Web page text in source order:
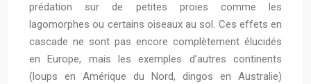
prédation sur de petites proies comme les
lagomorphes ou certains oiseaux au sol. Ces effets en
cascade ne sont pas encore complètement élucidés
en Europe, mais les exemples d’autres continents
(loups en Amérique du Nord, dingos en Australie)